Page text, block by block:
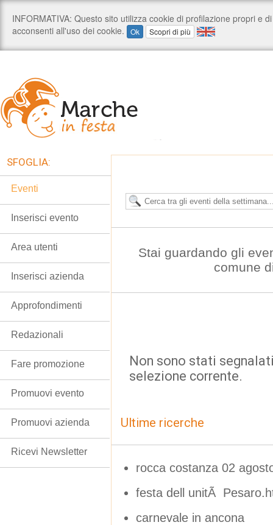
Stai guardando gli
comune
Non sono stati
selezione corrente.
Ultime ricerche
rocca costanza 02
festa dell unitÃ
carnevale in ancona
SFOGLIA:
Eventi
Inserisci evento
Area utenti
Inserisci azienda
Approfondimenti
Redazionali
Fare promozione
Promuovi evento
Promuovi azienda
Ricevi Newsletter